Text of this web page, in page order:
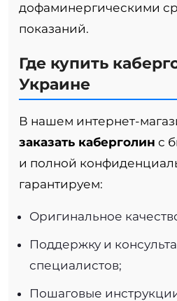
дофаминергическими
показаний.
Где купить
Украине
В нашем интернет-
заказать каберголин с
и полной
гарантируем:
Оригинальное
Поддержку и
специалистов;
Пошаговые